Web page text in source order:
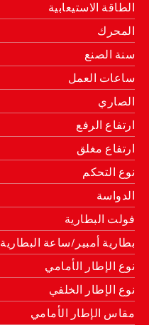
الطاقة الاستيعابية
المحرك
سنة الصنع
ساعات العمل
الصاري
ارتفاع الرفع
ارتفاع مغلق
نوع التحكم
الدواسة
فولت البطارية
بطارية أمبير/ساعة البطارية
نوع الإطار الأمامي
نوع الإطار الخلفي
مقاس الإطار الأمامي